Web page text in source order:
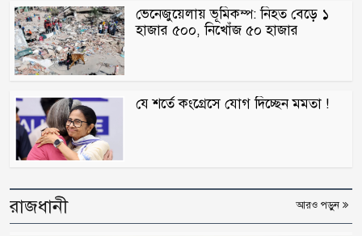
প্রতিদিন একে অপরকে যে ৫ কথা বলে সুখী
ভেনেজুয়েলায় ভূমিকম্প: নিহত বেড়ে ১
হাজার ৫০০, নিখোঁজ ৫০ হাজার
যে শর্তে কংগ্রেসে যোগ দিচ্ছেন মমতা !
রাজধানী আরও পড়ুন